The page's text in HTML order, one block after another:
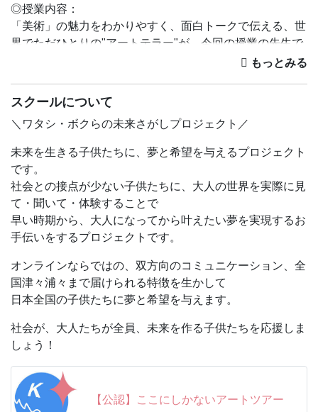
◎授業内容：
「美術」の魅力をわかりやすく、面白トークで伝える、世
界でただひとりの"アートテラー"が、今回の授業の先生で
す。日本を代表する数々の美術館で「公式トークガイド」
ー・とに～さんが、「自由研究フェス」特別講座として、
笑いと学びがいっぱいの「ここにしかないアートツアー」
を開催してくれます！
＜こんなお話をしてくれる予定です＞
・「美術」を楽しむ3つのコツ
・アーティストになる方法（「何でこれがアートなの？」
という作品を紹介します）
・この夏に行きたい美術館＆展覧会を紹介！
ますます高まっています。
アート鑑賞をしてみたいけれど、美術館は敷居が高い。
美術館は好きだけど、楽しみ方がまだよく分からない。
どんな展覧会が自分には向いているのかな？
難しいことは考えずに、まずは思いっきり、親子で美術を
楽しんでみましょう。
授業が終わるころには、美術館に行きたくてワクワクして
いるかもしれませんよ！
スクールについて
＼ワタシ・ボクらの未来さがしプロジェクト／
未来を生きる子供たちに、夢と希望を与えるプロジェクト
です。
社会との接点が少ない子供たちに、大人の世界を実際に見
て・聞いて・体験することで
早い時期から、大人になってから叶えたい夢を実現するお
手伝いをするプロジェクトです。
オンラインならではの、双方向のコミュニケーション、全
国津々浦々まで届けられる特徴を生かして
日本全国の子供たちに夢と希望を与えます。
社会が、大人たちが全員、未来を作る子供たちを応援しま
しょう！
【公認】ここにしかないアートツアー